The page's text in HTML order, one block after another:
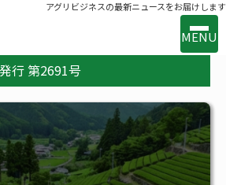
アグリビジネスの最新ニュースをお届けします
MENU
出版案内 お問い合わせ
バー 購読のお申込み
行政の動き メーカー・流通の動き
行 第2691号